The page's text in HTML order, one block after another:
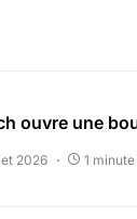
ouvre une
2026 1